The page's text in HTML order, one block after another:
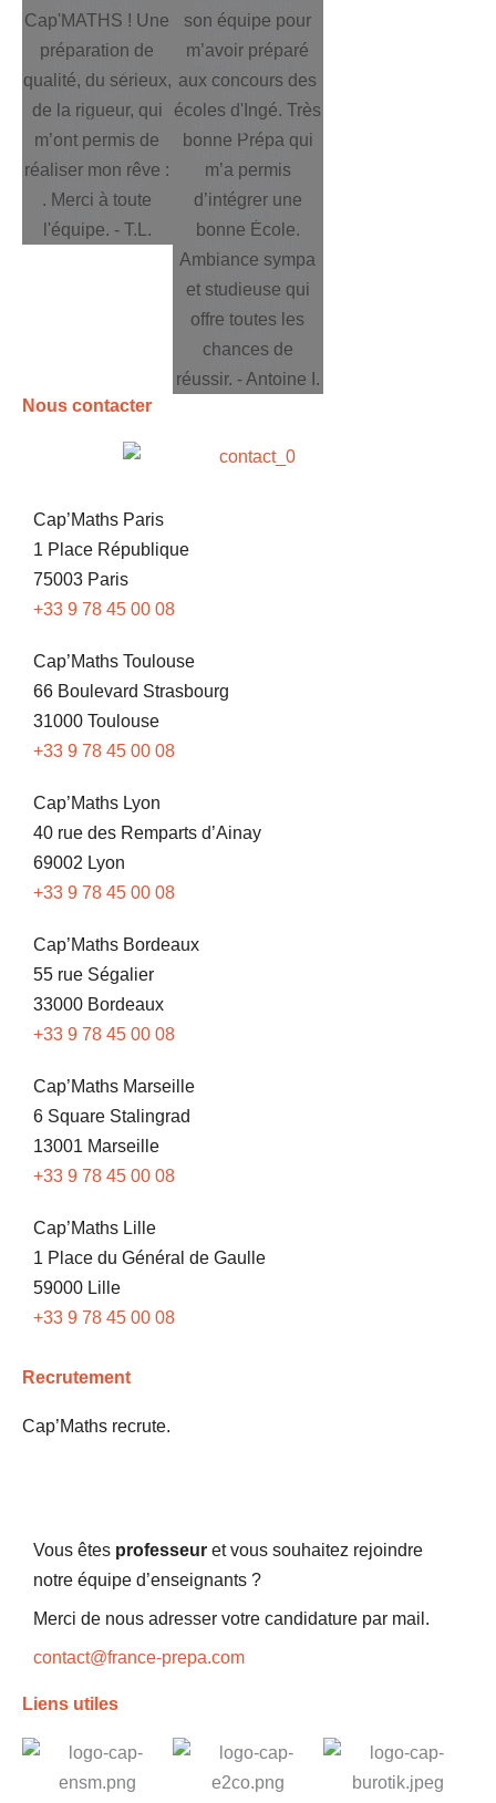
sérieux, de la
rigueur, qui
m’ont permis
de réaliser
mon rêve : .
Très bonne
Prépa qui m’a
d’intégrer une
bonne École.
Ambiance
sympa et
offre toutes les
chances de
Nous contacter
Cap’Maths Paris
1 Place République
75003 Paris
+33 9 78 45 00 08
Cap’Maths Toulouse
66 Boulevard Strasbourg
31000 Toulouse
+33 9 78 45 00 08
Cap’Maths Lyon
40 rue des Remparts d’Ainay
69002 Lyon
+33 9 78 45 00 08
Cap’Maths Bordeaux
55 rue Ségalier
33000 Bordeaux
+33 9 78 45 00 08
Cap’Maths Marseille
6 Square Stalingrad
13001 Marseille
+33 9 78 45 00 08
Cap’Maths Lille
1 Place du Général de Gaulle
59000 Lille
+33 9 78 45 00 08
Recrutement
Cap’Maths recrute.
Vous êtes professeur et vous souhaitez rejoindre
notre équipe d’enseignants ?
Merci de nous adresser votre candidature par mail.
contact@france-prepa.com
Liens utiles